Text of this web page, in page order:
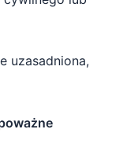
uzasadniona,